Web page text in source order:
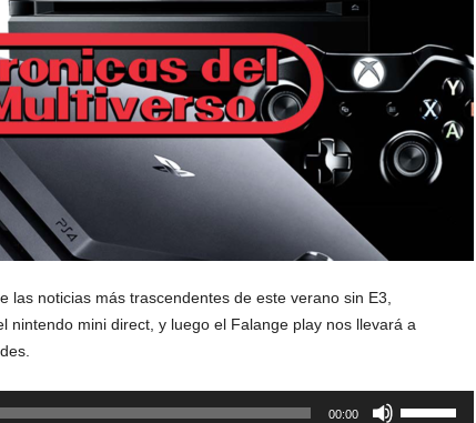
las noticias más trascendentes de este verano sin E3,
nintendo mini direct, y luego el Falange play nos llevará a
00:00